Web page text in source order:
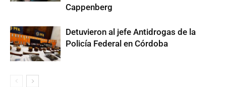
Cappenberg
Detuvieron al jefe Antidrogas de la
Policía Federal en Córdoba